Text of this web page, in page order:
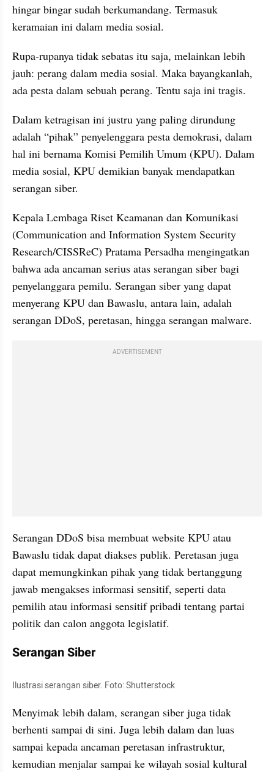
hingar bingar sudah berkumandang. Termasuk
keramaian ini dalam media sosial.
Rupa-rupanya tidak sebatas itu saja, melainkan lebih
jauh: perang dalam media sosial. Maka bayangkanlah,
ada pesta dalam sebuah perang. Tentu saja ini tragis.
Dalam ketragisan ini justru yang paling dirundung
adalah “pihak” penyelenggara pesta demokrasi, dalam
hal ini bernama Komisi Pemilih Umum (KPU). Dalam
media sosial, KPU demikian banyak mendapatkan
serangan siber.
Kepala Lembaga Riset Keamanan dan Komunikasi
(Communication and Information System Security
Research/CISSReC) Pratama Persadha mengingatkan
bahwa ada ancaman serius atas serangan siber bagi
penyelanggara pemilu. Serangan siber yang dapat
menyerang KPU dan Bawaslu, antara lain, adalah
serangan DDoS, peretasan, hingga serangan malware.
ADVERTISEMENT
Serangan DDoS bisa membuat website KPU atau
Bawaslu tidak dapat diakses publik. Peretasan juga
dapat memungkinkan pihak yang tidak bertanggung
jawab mengakses informasi sensitif, seperti data
pemilih atau informasi sensitif pribadi tentang partai
politik dan calon anggota legislatif.
Serangan Siber
Ilustrasi serangan siber. Foto: Shutterstock
Menyimak lebih dalam, serangan siber juga tidak
berhenti sampai di sini. Juga lebih dalam dan luas
sampai kepada ancaman peretasan infrastruktur,
kemudian menjalar sampai ke wilayah sosial kultural